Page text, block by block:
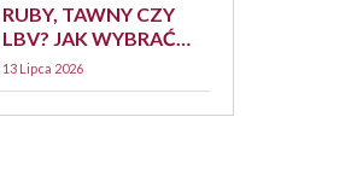
RUBY, TAWNY CZY
LBV? JAK WYBRAĆ
PORTO DO DESERU,
SERA I SPOKOJNEGO
WIECZORU<
13 Lipca 2026